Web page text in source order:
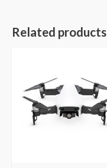
Related products